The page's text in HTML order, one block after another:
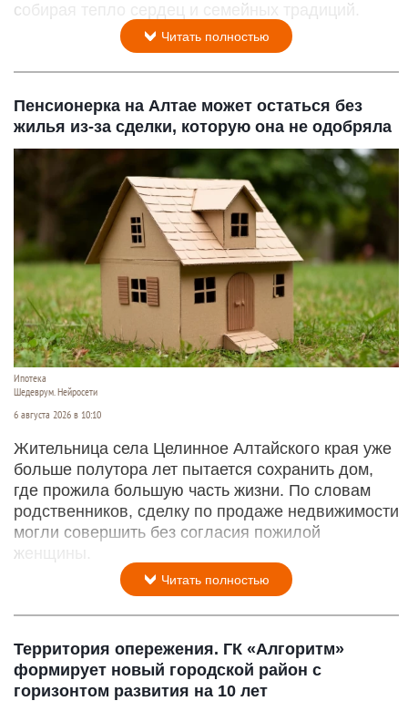
собирая тепло сердец и семейных традиций.
Читать полностью
Пенсионерка на Алтае может остаться без
жилья из-за сделки, которую она не одобряла
Ипотека
Шедеврум. Нейросети
6 августа 2026 в 10:10
Жительница села Целинное Алтайского края уже
больше полутора лет пытается сохранить дом,
где прожила большую часть жизни. По словам
родственников, сделку по продаже недвижимости
могли совершить без согласия пожилой
женщины.
Читать полностью
Территория опережения. ГК «Алгоритм»
формирует новый городской район с
горизонтом развития на 10 лет